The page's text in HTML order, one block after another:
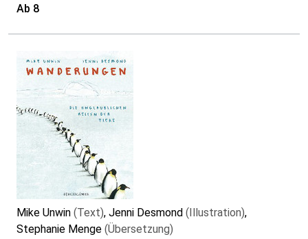
Ab 8
Mike Unwin (Text), Jenni Desmond (Illustration),
Stephanie Menge (Übersetzung)